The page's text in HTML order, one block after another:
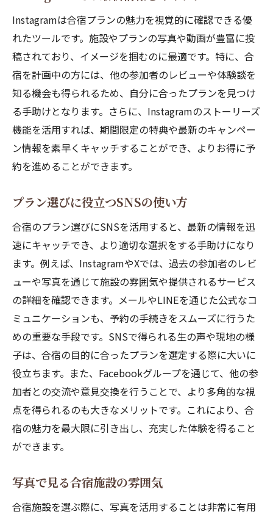
Instagramは合宿プランの魅力を視覚的に確認できる優
れたツールです。施設やプランの写真や動画が豊富に投
稿されており、イメージを掴むのに最適です。特に、合
宿を計画中の方には、他の参加者のレビューや体験談を
知る機会も得られるため、自分に合ったプランを見つけ
る手助けとなります。さらに、Instagramのストーリーズ
機能を活用すれば、期間限定の特典や最新のキャンペー
ン情報を素早くキャッチすることができ、よりお得に予
約を進めることができます。
プラン選びに役立つSNSの使い方
合宿のプラン選びにSNSを活用すると、最新の情報を迅
速にキャッチでき、より適切な選択をする手助けになり
ます。例えば、InstagramやXでは、過去の参加者のレビ
ューや写真を通じて施設の雰囲気や提供されるサービス
の詳細を確認できます。メールやLINEを通じた公式なコ
ミュニケーションも、予約の手続きをスムーズに行うた
めの重要な手段です。SNSで得られる生の声や現地の様
子は、合宿の目的に合ったプランを選定する際に大いに
役立ちます。また、Facebookグループを通じて、他の参
加者との交流や意見交換を行うことで、より多角的な視
点を得られるのも大きなメリットです。これにより、合
宿の魅力を最大限に引き出し、充実した体験を得ること
ができます。
写真で見る合宿施設の雰囲気
合宿施設を選ぶ際に、写真を活用することは非常に有用